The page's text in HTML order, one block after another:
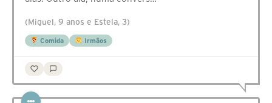
(Miguel, 9 anos e Estela, 3)
Comida Irmãos